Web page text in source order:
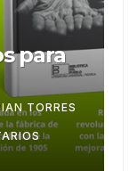
TORRES